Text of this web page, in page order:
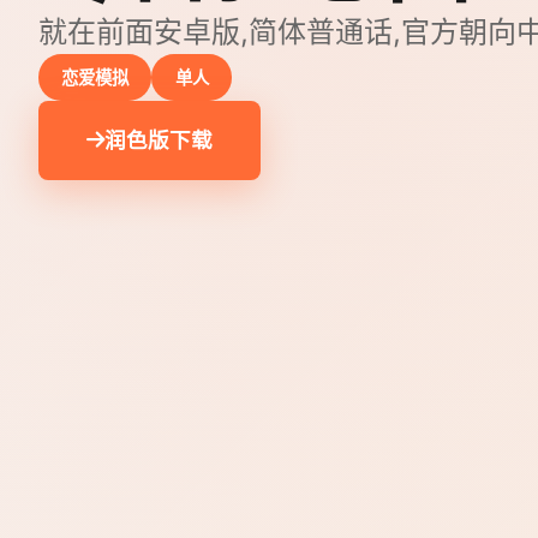
就在前面安卓版,简体普通话,官方朝向
恋爱模拟 单人
润色版下载